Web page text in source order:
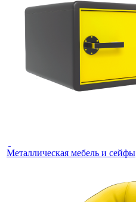
Металлическая мебель и сейфы